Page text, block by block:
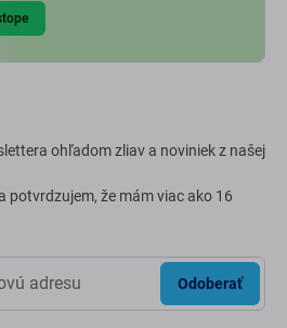
ohľadom zliav a noviniek z našej
že mám viac ako 16
Odoberať